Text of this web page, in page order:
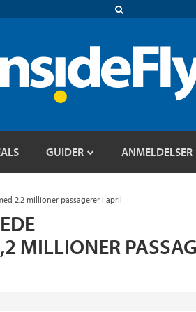
GUIDER ANMELDELSER
2,2 millioner passagerer i april
MILLIONER